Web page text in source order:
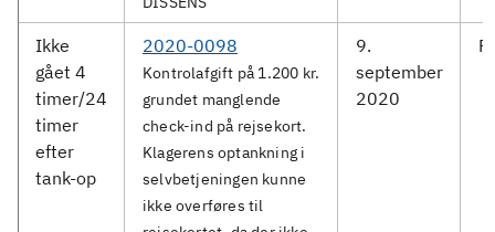
Ikke
gået 4
timer/24
timer
efter
tank-op
2020-0098
Kontrolafgift på 1.200 kr.
grundet manglende
check-ind på rejsekort.
Klagerens optankning i
selvbetjeningen kunne
ikke overføres til
9.
september
2020